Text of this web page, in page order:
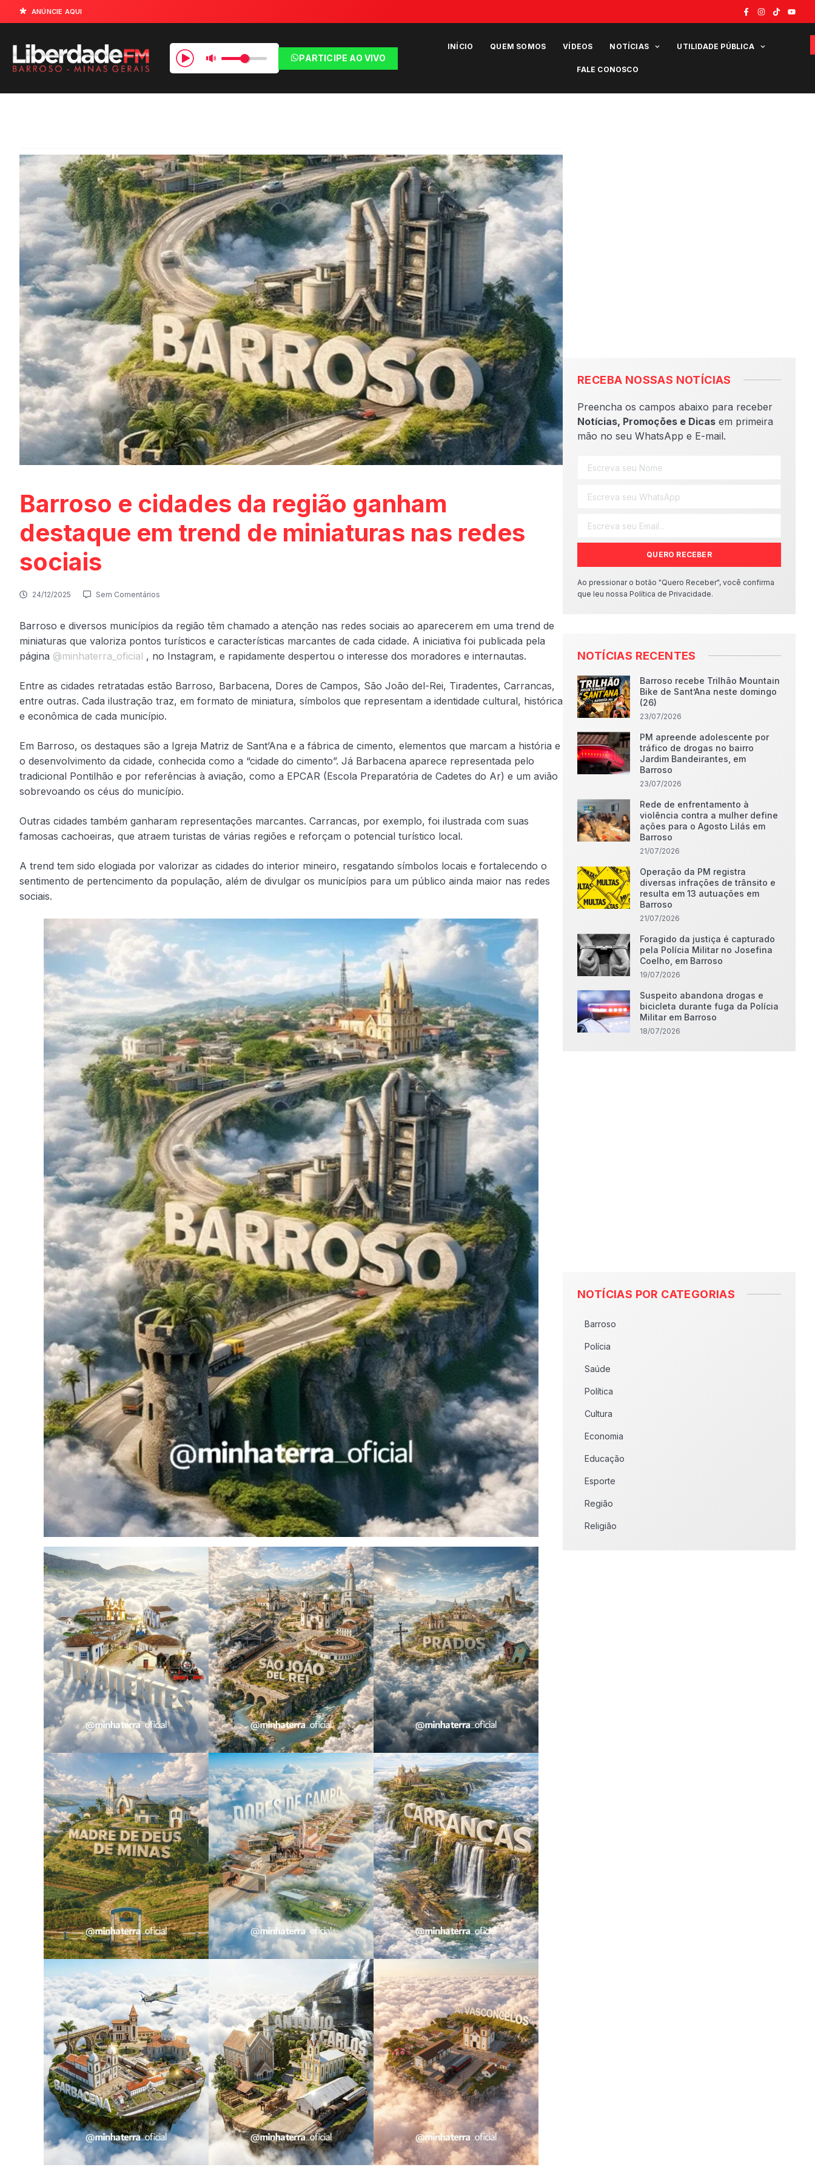
ANÚNCIE AQUI
PARTICIPE AO VIVO
INÍCIO QUEM SOMOS VÍDEOS NOTÍCIAS UTILIDADE PÚBLICA
FALE CONOSCO
Barroso e cidades da região ganham
destaque em trend de miniaturas nas redes
sociais
24/12/2025 Sem Comentários
Barroso e diversos municípios da região têm chamado a atenção nas redes sociais ao aparecerem em uma trend de
miniaturas que valoriza pontos turísticos e características marcantes de cada cidade. A iniciativa foi publicada pela
página @minhaterra_oficial , no Instagram, e rapidamente despertou o interesse dos moradores e internautas.
Entre as cidades retratadas estão Barroso, Barbacena, Dores de Campos, São João del-Rei, Tiradentes, Carrancas,
entre outras. Cada ilustração traz, em formato de miniatura, símbolos que representam a identidade cultural, histórica
e econômica de cada município.
Em Barroso, os destaques são a Igreja Matriz de Sant’Ana e a fábrica de cimento, elementos que marcam a história e
o desenvolvimento da cidade, conhecida como a “cidade do cimento”. Já Barbacena aparece representada pelo
tradicional Pontilhão e por referências à aviação, como a EPCAR (Escola Preparatória de Cadetes do Ar) e um avião
sobrevoando os céus do município.
Outras cidades também ganharam representações marcantes. Carrancas, por exemplo, foi ilustrada com suas
famosas cachoeiras, que atraem turistas de várias regiões e reforçam o potencial turístico local.
A trend tem sido elogiada por valorizar as cidades do interior mineiro, resgatando símbolos locais e fortalecendo o
sentimento de pertencimento da população, além de divulgar os municípios para um público ainda maior nas redes
sociais.
RECEBA NOSSAS NOTÍCIAS
Preencha os campos abaixo para receber
Notícias, Promoções e Dicas em primeira
mão no seu WhatsApp e E-mail.
QUERO RECEBER
Ao pressionar o botão "Quero Receber", você confirma
que leu nossa Política de Privacidade.
NOTÍCIAS RECENTES
Barroso recebe Trilhão Mountain
Bike de Sant’Ana neste domingo
(26)
23/07/2026
PM apreende adolescente por
tráfico de drogas no bairro
Jardim Bandeirantes, em
Barroso
23/07/2026
Rede de enfrentamento à
violência contra a mulher define
ações para o Agosto Lilás em
Barroso
21/07/2026
Operação da PM registra
diversas infrações de trânsito e
resulta em 13 autuações em
Barroso
21/07/2026
Foragido da justiça é capturado
pela Polícia Militar no Josefina
Coelho, em Barroso
19/07/2026
Suspeito abandona drogas e
bicicleta durante fuga da Polícia
Militar em Barroso
18/07/2026
NOTÍCIAS POR CATEGORIAS
Barroso
Polícia
Saúde
Política
Cultura
Economia
Educação
Esporte
Região
Religião